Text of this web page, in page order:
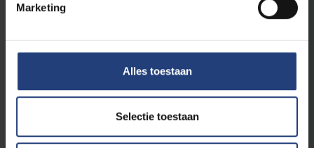
Marketing
Alles toestaan
Selectie toestaan
Lévy processen en hun toepassingen
Time Series Analysis 6
Statistische modellering